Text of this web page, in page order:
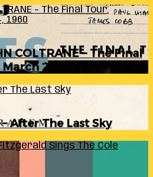
– The Final Tour:
1960
COLTRANE – The Final
24, 1960
The Last Sky
After The Last Sky
Fitzgerald Sings The Cole